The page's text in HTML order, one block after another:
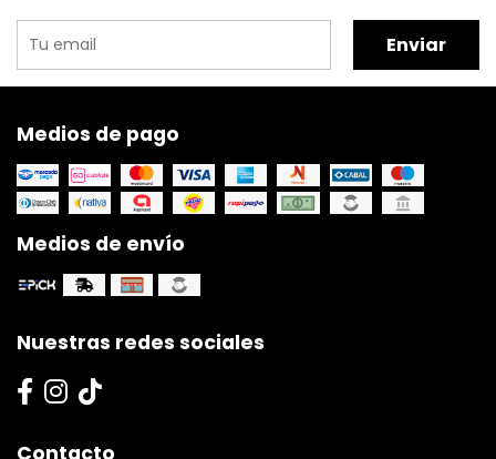
Enviar
Medios de pago
Medios de envío
Nuestras redes sociales